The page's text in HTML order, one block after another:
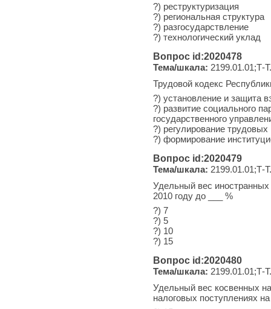
?) реструктуризация
?) региональная структура
?) разгосударствление
?) технологический уклад
Вопрос id:2020478
Тема/шкала: 2199.01.01;Т-
Трудовой кодекс
?) установление и защита
?) развитие социального
государственного
?) регулирование
?) формирование
Вопрос id:2020479
Тема/шкала: 2199.01.01;Т-
Удельный вес иностранных
2010 году до ___ %
?) 7
?) 5
?) 10
?) 15
Вопрос id:2020480
Тема/шкала: 2199.01.01;Т-
Удельный вес косвенных
налоговых поступлениях